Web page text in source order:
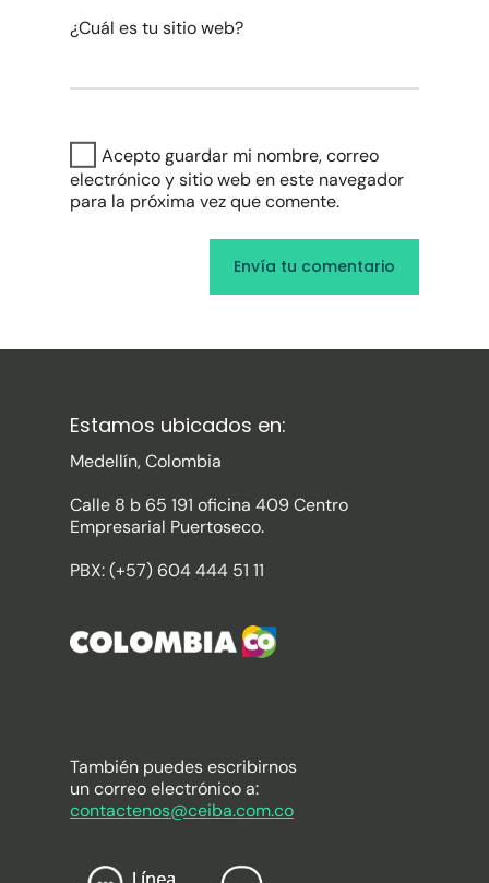
¿Cuál es tu sitio web?
Acepto guardar mi nombre, correo
electrónico y sitio web en este navegador
para la próxima vez que comente.
Estamos ubicados en:
Medellín, Colombia
Calle 8 b 65 191 oficina 409 Centro
Empresarial Puertoseco.
PBX: (+57) 604 444 51 11
También puedes escribirnos
un correo electrónico a:
contactenos@ceiba.com.co